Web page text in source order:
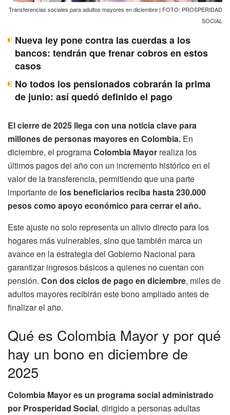
Transferencias sociales para adultos mayores en diciembre | FOTO: PROSPERIDAD
SOCIAL
Nueva ley pone contra las cuerdas a los
bancos: tendrán que frenar cobros en estos
casos
No todos los pensionados cobrarán la prima
de junio: así quedó definido el pago
El cierre de 2025 llega con una noticia clave para
millones de personas mayores en Colombia. En
diciembre, el programaColombia Mayor realiza los
últimos pagos del año con un incremento histórico en el
valor de la transferencia, permitiendo que una parte
importante de los beneficiarios reciba hasta 230.000
pesos como apoyo económico para cerrar el año.
Este ajuste no solo representa un alivio directo para los
hogares más vulnerables, sino que también marca un
avance en la estrategia del Gobierno Nacional para
garantizar ingresos básicos a quienes no cuentan con
pensión. Con dos ciclos de pago en diciembre, miles de
adultos mayores recibirán este bono ampliado antes de
finalizar el año.
Qué es Colombia Mayor y por qué
hay un bono en diciembre de
2025
Colombia Mayor es un programa social administrado
por Prosperidad Social, dirigido a personas adultas